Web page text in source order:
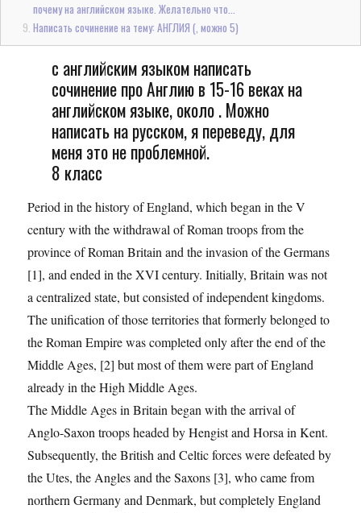
почему на английском языке. Желательно что...
Написать сочинение на тему: АНГЛИЯ (, можно 5)
с английским языком написать
сочинение про Англию в 15-16 веках на
английском языке, около . Можно
написать на русском, я переведу, для
меня это не проблемной.
8 класс
Period in the history of England, which began in the V
century with the withdrawal of Roman troops from the
province of Roman Britain and the invasion of the Germans
[1], and ended in the XVI century. Initially, Britain was not
a centralized state, but consisted of independent kingdoms.
The unification of those territories that formerly belonged to
the Roman Empire was completed only after the end of the
Middle Ages, [2] but most of them were part of England
already in the High Middle Ages.
The Middle Ages in Britain began with the arrival of
Anglo-Saxon troops headed by Hengist and Horsa in Kent.
Subsequently, the British and Celtic forces were defeated by
the Utes, the Angles and the Saxons [3], who came from
northern Germany and Denmark, but completely England